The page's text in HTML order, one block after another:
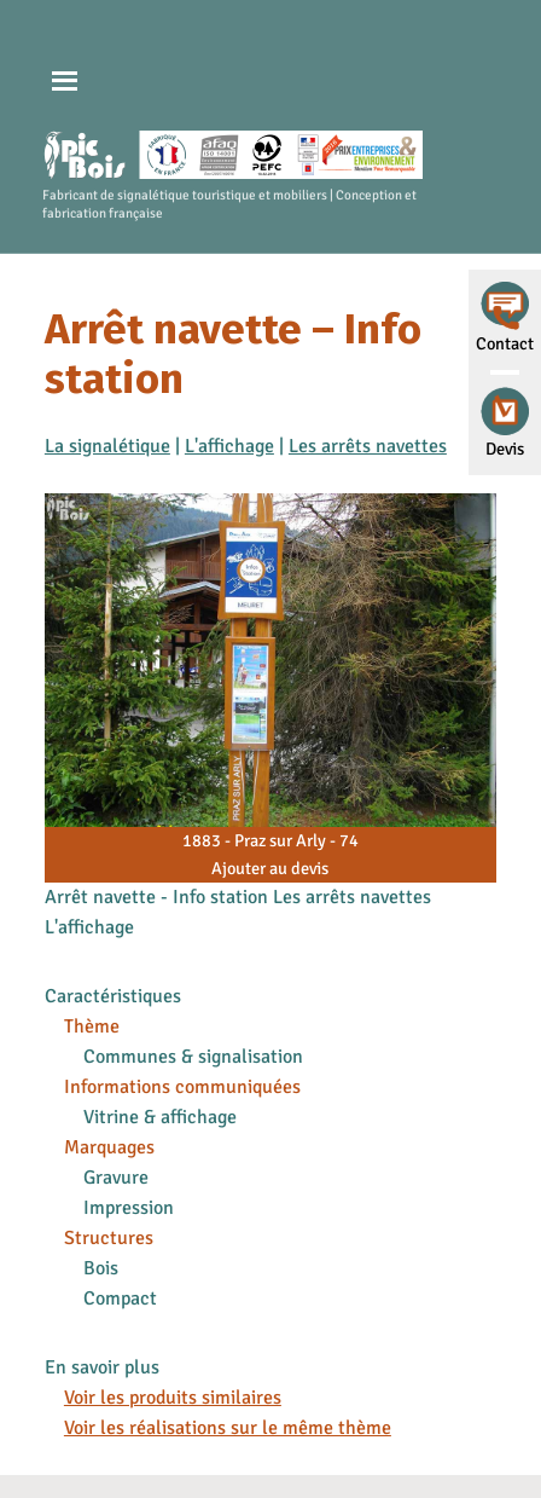
Contact
Devis
Fabricant de signalétique touristique et mobiliers | Conception et
fabrication française
Arrêt navette – Info
station
La signalétique| L'affichage| Les arrêts navettes
1883 - Praz sur Arly - 74
Ajouter au devis
Arrêt navette - Info station Les arrêts navettes
L'affichage
Caractéristiques
Thème
Communes & signalisation
Informations communiquées
Vitrine & affichage
Marquages
Gravure
Impression
Structures
Bois
Compact
En savoir plus
Voir les produits similaires
Voir les réalisations sur le même thème